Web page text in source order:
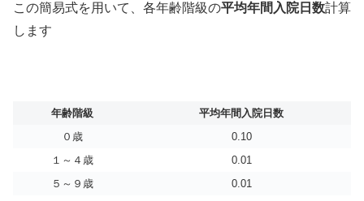
この簡易式を用いて、各年齢階級の平均年間入院日数計算
します
年齢階級
平均年間入院日数
０歳
0.10
１～４歳
0.01
５～９歳
0.01